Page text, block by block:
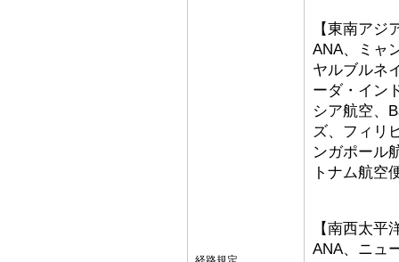
【東南アジ
ANA、ミャ
ヤルブルネ
ーダ・イン
シア航空、
ズ、フィリ
ンガポール
トナム航空
【南西太平
ANA、ニュ